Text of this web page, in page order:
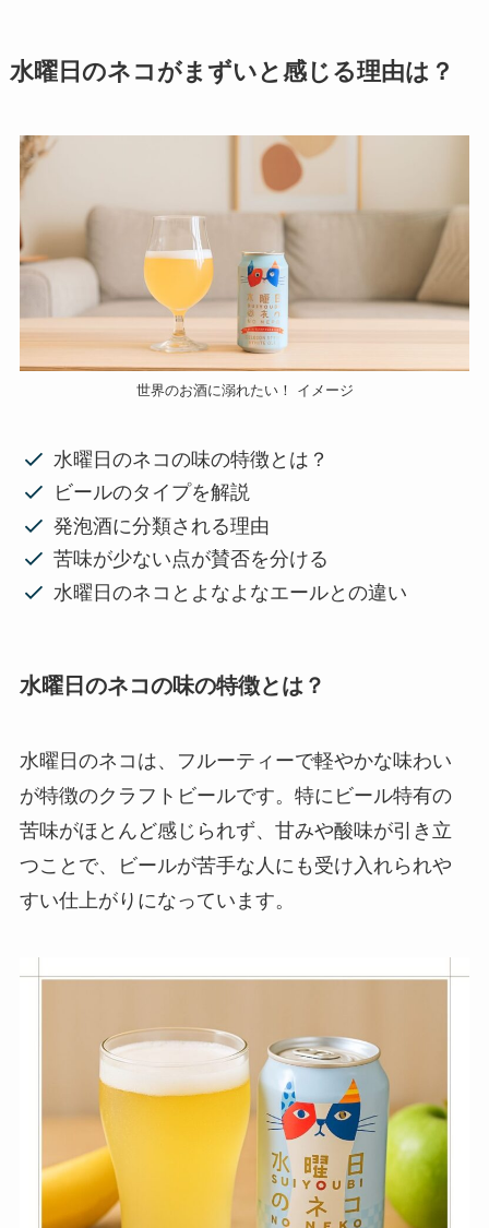
水曜日のネコがまずいと感じる理由は？
世界のお酒に溺れたい！ イメージ
水曜日のネコの味の特徴とは？
ビールのタイプを解説
発泡酒に分類される理由
苦味が少ない点が賛否を分ける
水曜日のネコとよなよなエールとの違い
水曜日のネコの味の特徴とは？
水曜日のネコは、フルーティーで軽やかな味わい
が特徴のクラフトビールです。特にビール特有の
苦味がほとんど感じられず、甘みや酸味が引き立
つことで、ビールが苦手な人にも受け入れられや
すい仕上がりになっています。